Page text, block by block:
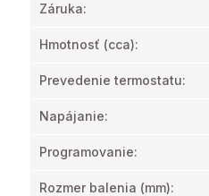
Záruka:
Hmotnosť (cca):
Prevedenie termostatu:
Napájanie:
Programovanie:
Rozmer balenia (mm):